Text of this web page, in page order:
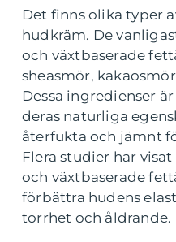
Det finns olika typer
hudkräm. De
och växtbaserade
sheasmör,
Dessa ingredienser
deras naturliga
återfukta och jämnt
Flera studier har
och växtbaserade
förbättra hudens
torrhet och åldrande.